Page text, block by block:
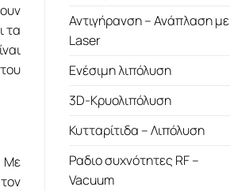
τα
Με
Αντιγήρανση – Ανάπλαση με
Laser
Ενέσιμη λιπόλυση
3D-Κρυολιπόλυση
Κυτταρίτιδα – Λιπόλυση
Ραδιο συχνότητες RF –
Vacuum